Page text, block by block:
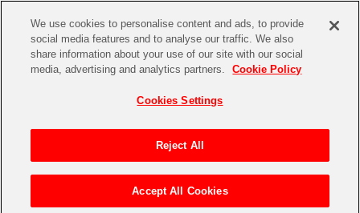
We use cookies to personalise content and ads, to provide
social media features and to analyse our traffic. We also
share information about your use of our site with our social
media, advertising and analytics partners.
Cookie Policy
Cookies Settings
Reject All
Accept All Cookies